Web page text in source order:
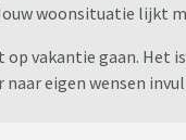
woonsituatie lijkt
op vakantie gaan. Het
eigen wensen